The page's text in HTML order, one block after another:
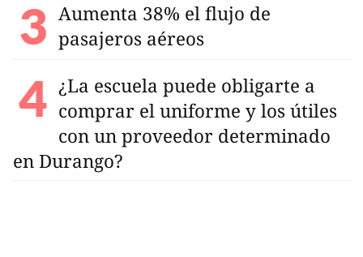
Aumenta 38% el flujo de
pasajeros aéreos
¿La escuela puede obligarte a
comprar el uniforme y los útiles
con un proveedor determinado
en Durango?